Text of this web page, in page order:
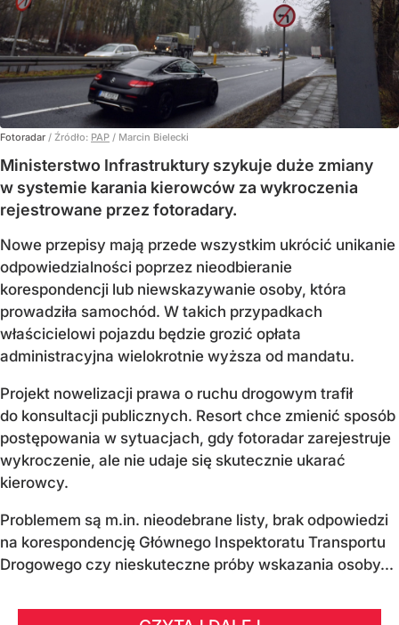
Fotoradar / Źródło: PAP / Marcin Bielecki
Ministerstwo Infrastruktury szykuje duże zmiany
w systemie karania kierowców za wykroczenia
rejestrowane przez fotoradary.
Nowe przepisy mają przede wszystkim ukrócić unikanie
odpowiedzialności poprzez nieodbieranie
korespondencji lub niewskazywanie osoby, która
prowadziła samochód. W takich przypadkach
właścicielowi pojazdu będzie grozić opłata
administracyjna wielokrotnie wyższa od mandatu.
Projekt nowelizacji prawa o ruchu drogowym trafił
do konsultacji publicznych. Resort chce zmienić sposób
postępowania w sytuacjach, gdy fotoradar zarejestruje
wykroczenie, ale nie udaje się skutecznie ukarać
kierowcy.
Problemem są m.in. nieodebrane listy, brak odpowiedzi
na korespondencję Głównego Inspektoratu Transportu
Drogowego czy nieskuteczne próby wskazania osoby...